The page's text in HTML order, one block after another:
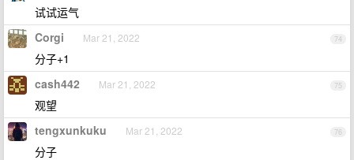
试试运气
74
Corgi Mar 21, 2022
分子+1
75
cash442 Mar 21, 2022
观望
76
tengxunkuku Mar 21, 2022
分子